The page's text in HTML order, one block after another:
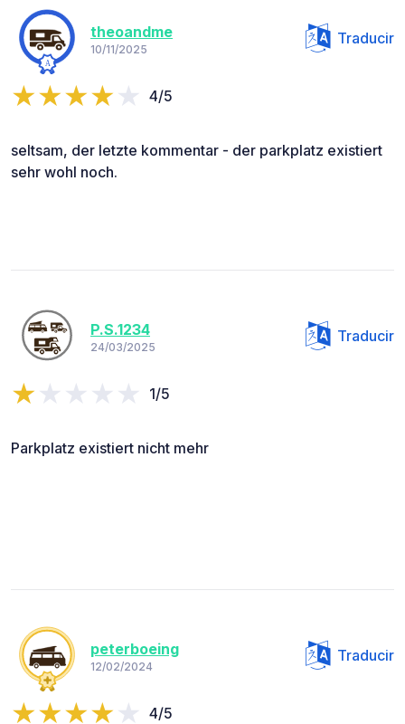
theoandme
10/11/2025
Traducir
4/5
seltsam, der letzte kommentar - der parkplatz existiert
sehr wohl noch.
P.S.1234
24/03/2025
Traducir
1/5
Parkplatz existiert nicht mehr
peterboeing
12/02/2024
Traducir
4/5